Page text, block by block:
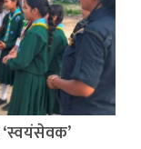
‘स्वयंसेवक’